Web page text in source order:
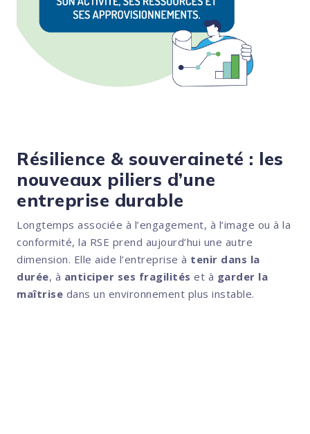
Résilience & souveraineté : les
nouveaux piliers d’une
entreprise durable
Longtemps associée à l’engagement, à l’image ou à la
conformité, la RSE prend aujourd’hui une autre
dimension. Elle aide l’entreprise à tenir dans la
durée, à anticiper ses fragilités et à garder la
maîtrise dans un environnement plus instable.